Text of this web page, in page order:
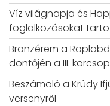
Víz világnapja és
foglalkozásokat
Bronzérem a
döntőjén a III.
Beszámoló a Krúdy
versenyről